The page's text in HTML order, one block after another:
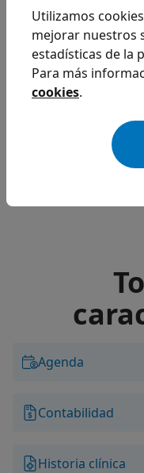
tras
Revisa las
programa, así te
Agenda
Contabilidad
Historia clínica
Utilizamos
mejorar nuestros
estadísticas de la
Para más
cookies.